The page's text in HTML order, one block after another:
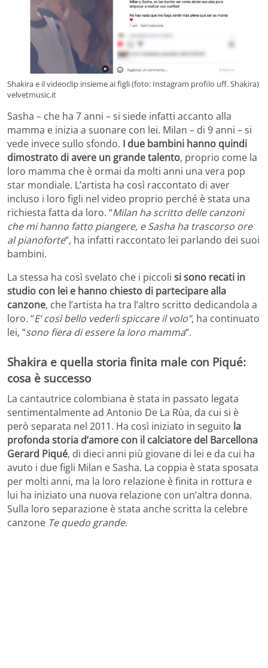
Shakira e il videoclip insieme ai figli (foto: Instagram profilo uff. Shakira)
velvetmusic.it
Sasha – che ha 7 anni – si siede infatti accanto alla
mamma e inizia a suonare con lei. Milan – di 9 anni – si
vede invece sullo sfondo. I due bambini hanno quindi
dimostrato di avere un grande talento, proprio come la
loro mamma che è ormai da molti anni una vera pop
star mondiale. L’artista ha così raccontato di aver
incluso i loro figli nel video proprio perché è stata una
richiesta fatta da loro. “Milan ha scritto delle canzoni
che mi hanno fatto piangere, e Sasha ha trascorso ore
al pianoforte“, ha infatti raccontato lei parlando dei suoi
bambini.
La stessa ha così svelato che i piccoli si sono recati in
studio con lei e hanno chiesto di partecipare alla
canzone, che l’artista ha tra l’altro scritto dedicandola a
loro. “E’ così bello vederli spiccare il volo”, ha continuato
lei, “sono fiera di essere la loro mamma“.
Shakira e quella storia finita male con Piqué:
cosa è successo
La cantautrice colombiana è stata in passato legata
sentimentalmente ad Antonio De La Rùa, da cui si è
però separata nel 2011. Ha così iniziato in seguito la
profonda storia d’amore con il calciatore del Barcellona
Gerard Piqué, di dieci anni più giovane di lei e da cui ha
avuto i due figli Milan e Sasha. La coppia è stata sposata
per molti anni, ma la loro relazione è finita in rottura e
lui ha iniziato una nuova relazione con un’altra donna.
Sulla loro separazione è stata anche scritta la celebre
canzone Te quedo grande.